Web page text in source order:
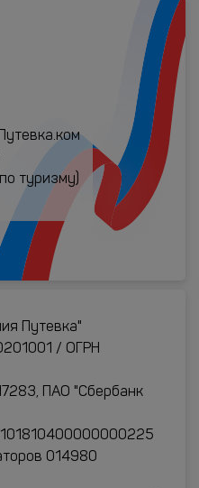
туризму)
Путевка"
/ ОГРН
ПАО "Сбербанк
014980